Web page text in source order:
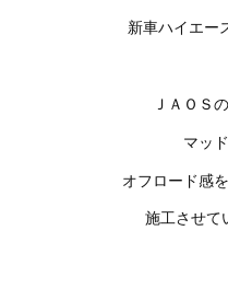
新車ハイエー
ＪＡＯＳ
マッ
オフロード感
施工させて